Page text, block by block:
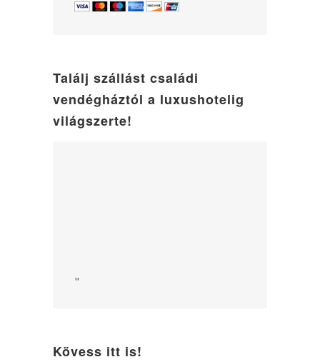
Találj szállást családi
vendégháztól a luxushotelig
világszerte!
"
Kövess itt is!